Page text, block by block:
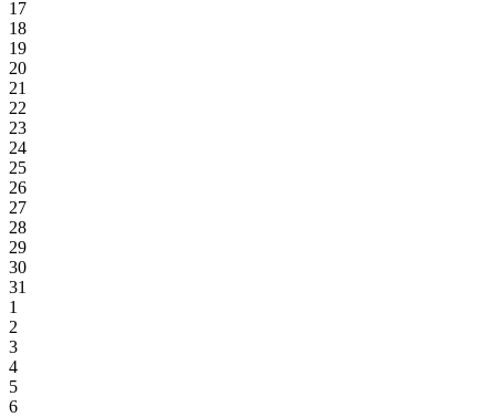
17
18
19
20
21
22
23
24
25
26
27
28
29
30
31
1
2
3
4
5
6